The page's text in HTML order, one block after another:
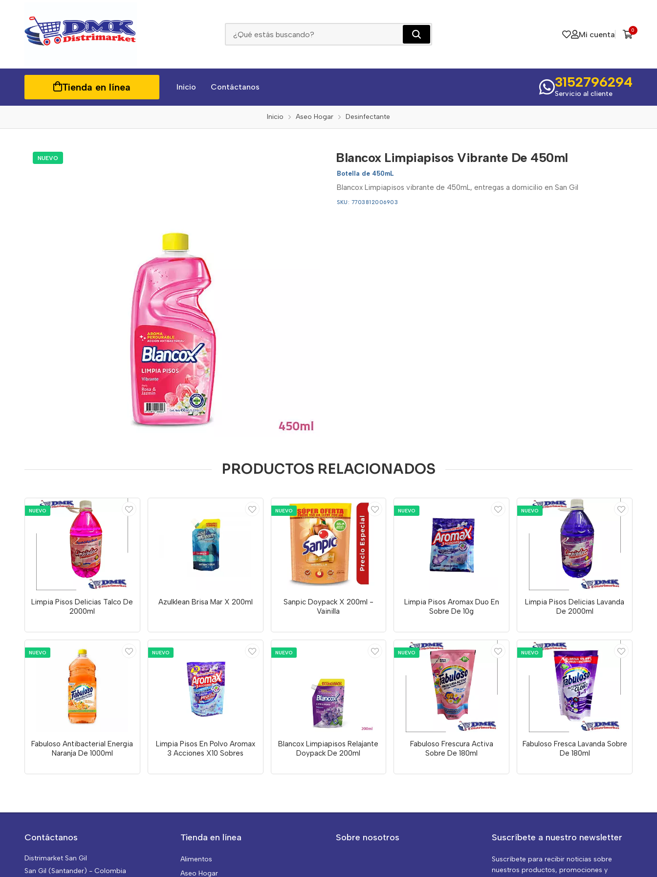
Mi cuenta 0
Tienda en línea Inicio Contáctanos 3152796294
Servicio al cliente
Inicio Aseo Hogar Desinfectante
NUEVO Blancox Limpiapisos Vibrante De 450ml
Botella de 450mL
Blancox Limpiapisos vibrante de 450mL, entregas a domicilio en San Gil
SKU: 7703812006903
PRODUCTOS RELACIONADOS
NUEVO
Limpia Pisos Delicias Talco De
2000ml
Azulklean Brisa Mar X 200ml
NUEVO
Sanpic Doypack X 200ml -
Vainilla
NUEVO
Limpia Pisos Aromax Duo En
Sobre De 10g
NUEVO
Limpia Pisos Delicias Lavanda
De 2000ml
NUEVO
Fabuloso Antibacterial Energia
Naranja De 1000ml
NUEVO
Limpia Pisos En Polvo Aromax
3 Acciones X10 Sobres
NUEVO
Blancox Limpiapisos Relajante
Doypack De 200ml
NUEVO
Fabuloso Frescura Activa
Sobre De 180ml
NUEVO
Fabuloso Fresca Lavanda Sobre
De 180ml
Contáctanos
Distrimarket San Gil
San Gil (Santander) - Colombia
Tienda en línea
Alimentos
Aseo Hogar
Sobre nosotros Suscríbete a nuestro newsletter
Suscríbete para recibir noticias sobre
nuestros productos, promociones y